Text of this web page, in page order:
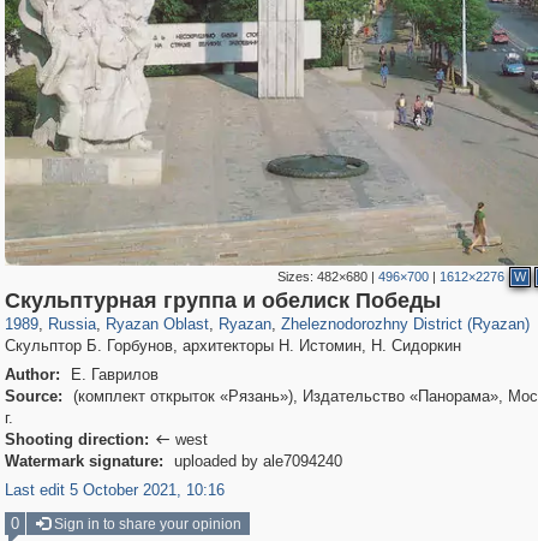
Sizes: 482×680| 496×700| 1612×2276 W
Скульптурная группа и обелиск Победы
1989, Russia
1,406,735 29,243
, Ryazan Oblast
14,488 207
, Ryazan
10,291 132
, Zheleznodorozhny District (Ryazan)
1,719 19
Скульптор Б. Горбунов, архитекторы Н. Истомин, Н. Сидоркин
Author:
Е. Гаврилов
Source:
(комплект открыток «Рязань»), Издательство «Панорама»,
г.
Shooting direction:  west
Watermark signature:
uploaded by ale7094240
Last edit 5 October 2021, 10:16
0
Sign in to share your opinion